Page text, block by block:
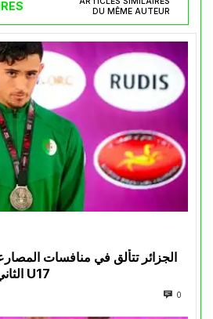
DU MÊME AUTEUR
الجزائر تتألق في منافسات
الثاني في البطولة الإفريقية U17
0